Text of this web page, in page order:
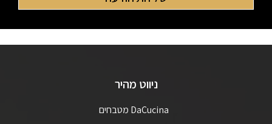
ניווט מהיר
DaCucina מטבחים